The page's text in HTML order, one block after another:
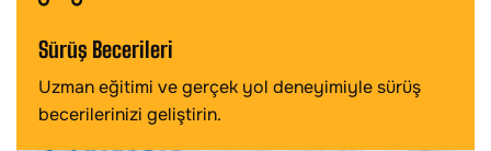
Sürüş Becerileri
Uzman eğitimi ve gerçek yol deneyimiyle sürüş
becerilerinizi geliştirin.